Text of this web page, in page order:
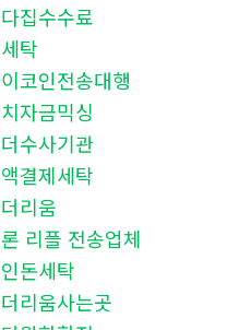
집수수료
탁
코인전송대행
자금믹싱
수사기관
결제세탁
리움
리플 전송업체
돈세탁
리움사는곳